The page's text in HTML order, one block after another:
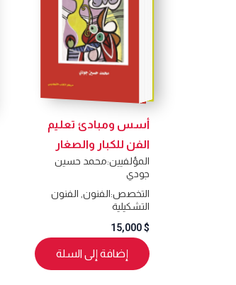
أسس ومبادئ تعليم
الفن للكبار والصغار
المؤلفيين:محمد حسين
جودي
التخصص:الفنون الفنون
التشكيلية
15,000$
إضافة إلى السلة